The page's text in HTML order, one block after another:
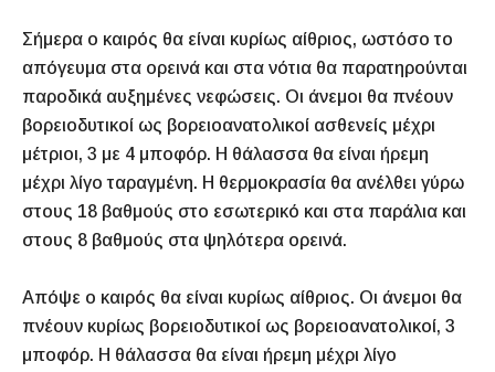
Σήμερα ο καιρός θα είναι κυρίως αίθριος, ωστόσο το
απόγευμα στα ορεινά και στα νότια θα παρατηρούνται
παροδικά αυξημένες νεφώσεις. Οι άνεμοι θα πνέουν
βορειοδυτικοί ως βορειοανατολικοί ασθενείς μέχρι
μέτριοι, 3 με 4 μποφόρ. Η θάλασσα θα είναι ήρεμη
μέχρι λίγο ταραγμένη. Η θερμοκρασία θα ανέλθει γύρω
στους 18 βαθμούς στο εσωτερικό και στα παράλια και
στους 8 βαθμούς στα ψηλότερα ορεινά.
Απόψε ο καιρός θα είναι κυρίως αίθριος. Οι άνεμοι θα
πνέουν κυρίως βορειοδυτικοί ως βορειοανατολικοί, 3
μποφόρ. Η θάλασσα θα είναι ήρεμη μέχρι λίγο